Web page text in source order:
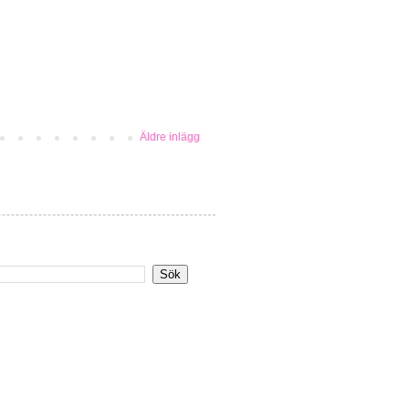
Äldre inlägg